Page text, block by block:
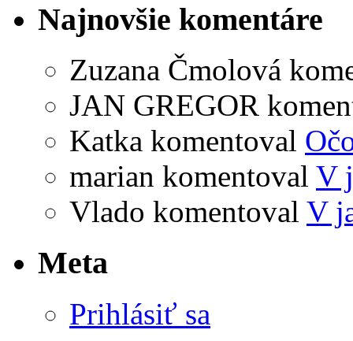
Najnovšie komentáre
Zuzana Čmolová
JAN GREGOR
Katka komentoval
marian komentoval V
Vlado komentoval V
Meta
Prihlásiť sa